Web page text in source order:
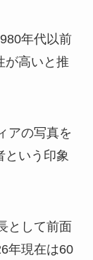
年代以前
が高いと推
アの写真を
という印象
として前面
年現在は60